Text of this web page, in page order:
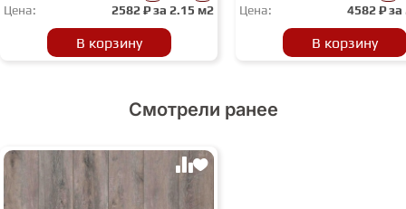
Цена: 2582₽ за 2.15 м2
В корзину
Цена: 4582₽ за
В корзину
Смотрели ранее